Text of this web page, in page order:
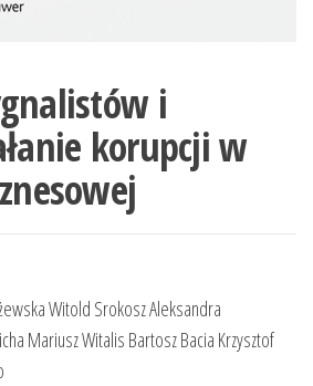
i
korupcji w
Witold Srokosz Aleksandra
Mariusz Witalis Bartosz Bacia Krzysztof